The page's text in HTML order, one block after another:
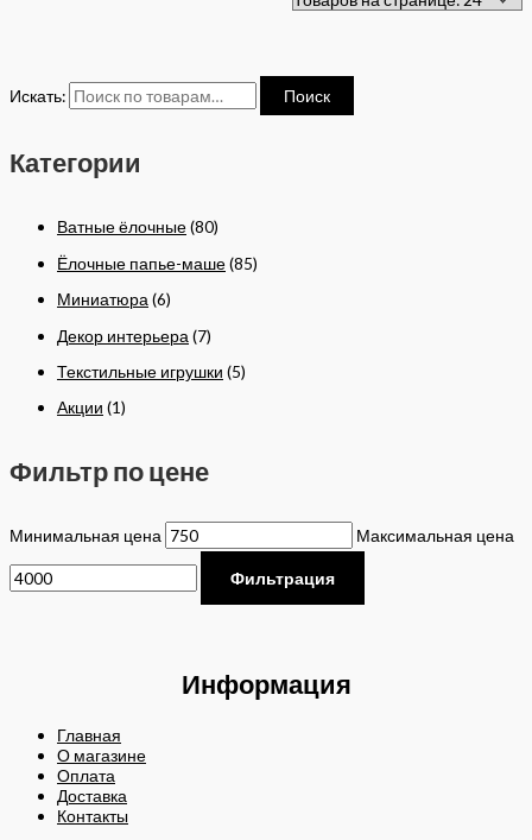
Искать: Поиск
Категории
Ватные ёлочные(80)
Ёлочные папье-маше(85)
Миниатюра (6)
Декор интерьера (7)
Текстильные игрушки (5)
Акции (1)
Фильтр по цене
Минимальная цена Максимальная цена
Фильтрация
Информация
Главная
О магазине
Оплата
Доставка
Контакты